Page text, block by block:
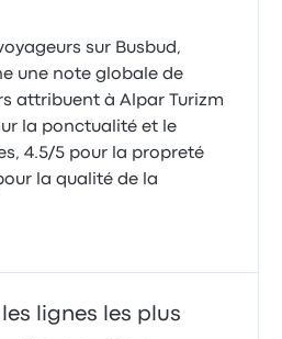
sur Busbud,
une note globale de
attribuent à Alpar Turizm
la ponctualité et le
4.5/5 pour la propreté
la qualité de la
lignes les plus